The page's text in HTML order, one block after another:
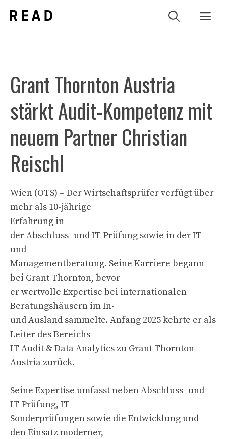
Inhalt
Grant Thornton Austria
stärkt Audit-Kompetenz mit
neuem Partner Christian
Reischl
Wien (OTS) – Der Wirtschaftsprüfer verfügt über
mehr als 10-jährige
Erfahrung in
der Abschluss- und IT-Prüfung sowie in der IT-
und
Managementberatung. Seine Karriere begann
bei Grant Thornton, bevor
er wertvolle Expertise bei internationalen
Beratungshäusern im In-
und Ausland sammelte. Anfang 2025 kehrte er als
Leiter des Bereichs
IT-Audit & Data Analytics zu Grant Thornton
Austria zurück.
Seine Expertise umfasst neben Abschluss- und
IT-Prüfung, IT-
Sonderprüfungen sowie die Entwicklung und
den Einsatz moderner,